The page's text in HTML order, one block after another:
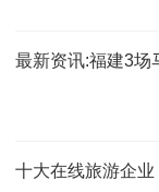
最新资讯:福建3场
十大在线旅游企